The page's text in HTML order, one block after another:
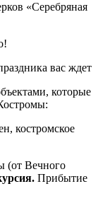
«Серебряная
вас ждет
которые
костромское
(от Вечного
Прибытие